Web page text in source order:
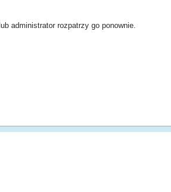
administrator rozpatrzy go ponownie.